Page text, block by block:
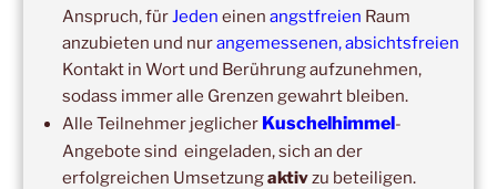
Anspruch, für Jeden einen angstfreien Raum
anzubieten und nurangemessenen, absichtsfreien
Kontakt in Wort und Berührung aufzunehmen,
sodass immer alle Grenzen gewahrt bleiben.
Alle Teilnehmer jeglicher Kuschelhimmel-
Angebote sind eingeladen, sich an der
erfolgreichen Umsetzungaktivzu beteiligen.